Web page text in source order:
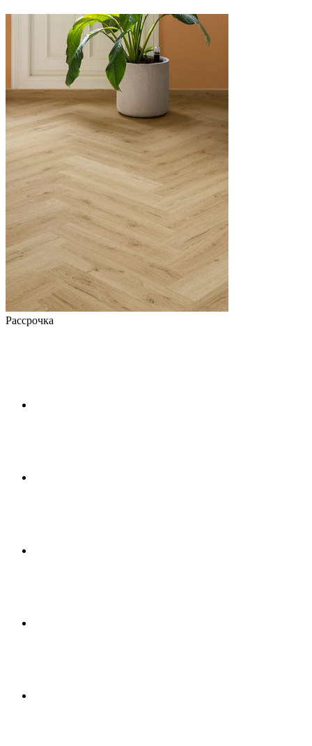
Рассрочка